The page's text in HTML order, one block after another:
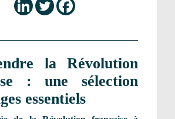
la Révolution
: une sélection
essentiels